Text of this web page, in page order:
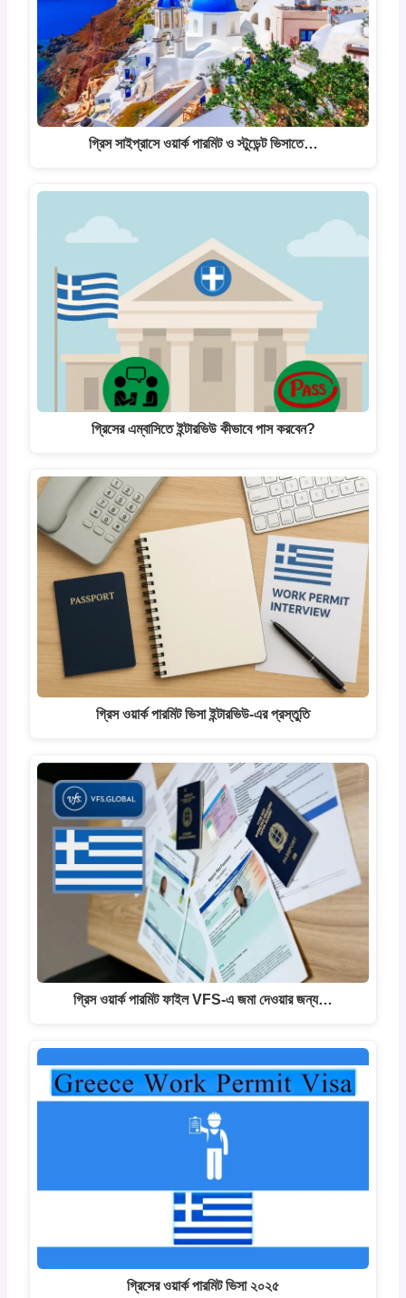
গ্রিস সাইপ্রাসে ওয়ার্ক পারমিট ও স্টুডেন্ট ভিসাতে…
গ্রিসের এম্বাসিতে ইন্টারভিউ কীভাবে পাস করবেন?
গ্রিস ওয়ার্ক পারমিট ভিসা ইন্টারভিউ-এর প্রস্তুতি
গ্রিস ওয়ার্ক পারমিট ফাইল VFS-এ জমা দেওয়ার জন্য…
গ্রিসের ওয়ার্ক পারমিট ভিসা ২০২৫